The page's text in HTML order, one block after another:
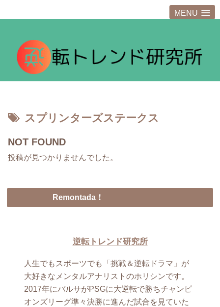
MENU
スプリンターズステークス
NOT FOUND
投稿が見つかりませんでした。
Remontada！
逆転トレンド研究所
人生でもスポーツでも「挑戦＆逆転ドラマ」が
大好きなメンタルアナリストのホリシンです。
2017年にバルサがPSGに大逆転で勝ちチャンピ
オンズリーグ準々決勝に進んだ試合を見ていた